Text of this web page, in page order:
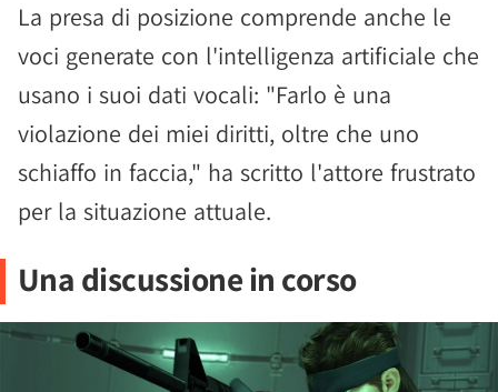
La presa di posizione comprende anche le
voci generate con l'intelligenza artificiale che
usano i suoi dati vocali: "Farlo è una
violazione dei miei diritti, oltre che uno
schiaffo in faccia," ha scritto l'attore frustrato
per la situazione attuale.
Una discussione in corso